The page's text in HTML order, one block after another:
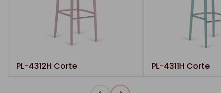
PL-4312H Corte PL-4311H Corte